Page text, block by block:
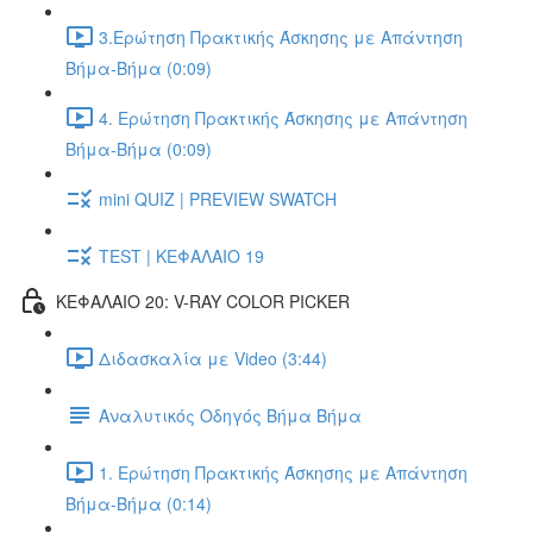
3.Ερώτηση Πρακτικής Άσκησης με Απάντηση
Βήμα-Βήμα (0:09)
4. Ερώτηση Πρακτικής Άσκησης με Απάντηση
Βήμα-Βήμα (0:09)
mini QUIZ | PREVIEW SWATCH
TEST | ΚΕΦΑΛΑΙΟ 19
ΚΕΦΑΛΑΙΟ 20: V-RAY COLOR PICKER
Διδασκαλία με Video (3:44)
Αναλυτικός Οδηγός Βήμα Βήμα
1. Ερώτηση Πρακτικής Άσκησης με Απάντηση
Βήμα-Βήμα (0:14)